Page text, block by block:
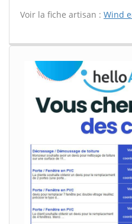
Voir la fiche artisan : Wind